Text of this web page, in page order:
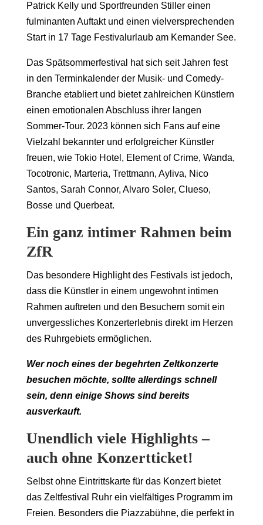
Patrick Kelly und Sportfreunden Stiller einen
fulminanten Auftakt und einen vielversprechenden
Start in 17 Tage Festivalurlaub am Kemander See.
Das Spätsommerfestival hat sich seit Jahren fest
in den Terminkalender der Musik- und Comedy-
Branche etabliert und bietet zahlreichen Künstlern
einen emotionalen Abschluss ihrer langen
Sommer-Tour. 2023 können sich Fans auf eine
Vielzahl bekannter und erfolgreicher Künstler
freuen, wie Tokio Hotel, Element of Crime, Wanda,
Tocotronic, Marteria, Trettmann, Ayliva, Nico
Santos, Sarah Connor, Alvaro Soler, Clueso,
Bosse und Querbeat.
Ein ganz intimer Rahmen beim
ZfR
Das besondere Highlight des Festivals ist jedoch,
dass die Künstler in einem ungewohnt intimen
Rahmen auftreten und den Besuchern somit ein
unvergessliches Konzerterlebnis direkt im Herzen
des Ruhrgebiets ermöglichen.
Wer noch eines der begehrten Zeltkonzerte
besuchen möchte, sollte allerdings schnell
sein, denn einige Shows sind bereits
ausverkauft.
Unendlich viele Highlights –
auch ohne Konzertticket!
Selbst ohne Eintrittskarte für das Konzert bietet
das Zeltfestival Ruhr ein vielfältiges Programm im
Freien. Besonders die Piazzabühne, die perfekt in